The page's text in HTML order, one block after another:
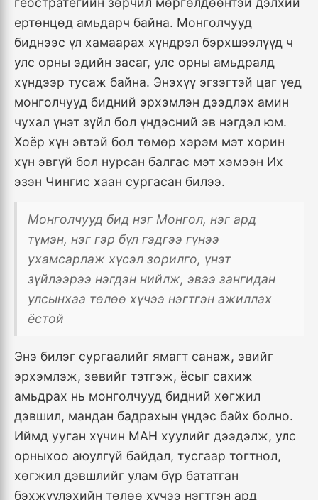
ертөнцөд амьдарч байна. Монголчууд
биднээс үл хамаарах хүндрэл бэрхшээлүүд ч
улс орны эдийн засаг, улс орны амьдралд
хүндээр тусаж байна. Энэхүү эгзэгтэй цаг үед
монголчууд бидний эрхэмлэн дээдлэх амин
чухал үнэт зүйл бол үндэсний эв нэгдэл юм.
Хоёр хүн эвтэй бол төмөр хэрэм мэт хорин
хүн эвгүй бол нурсан балгас мэт хэмээн Их
эзэн Чингис хаан сургасан билээ.
Монголчууд бид нэг Монгол, нэг ард
түмэн, нэг гэр бүл гэдгээ гүнээ
ухамсарлаж хүсэл зорилго, үнэт
зүйлээрээ нэгдэн нийлж, эвээ зангидан
улсынхаа төлөө хүчээ нэгтгэн ажиллах
ёстой
Энэ билэг сургаалийг ямагт санаж, эвийг
эрхэмлэж, зөвийг тэтгэж, ёсыг сахиж
амьдрах нь монголчууд бидний хөгжил
дэвшил, мандан бадрахын үндэс байх болно.
Иймд ууган хүчин МАН хуулийг дээдэлж, улс
орныхоо аюулгүй байдал, тусгаар тогтнол,
хөгжил дэвшлийг улам бүр бататган
бэхжүүлэхийн төлөө хүчээ нэгтгэн ард